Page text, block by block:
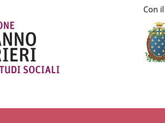
Con